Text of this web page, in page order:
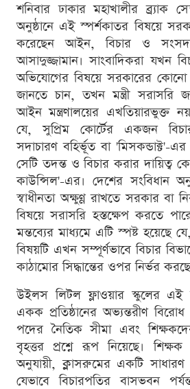
শনিবার ঢাকার মহাখালীর ব্র্যাক
অনুষ্ঠানে এই স্পর্শকাতর বিষয়ে
করেছেন আইন, বিচার ও সংসদ
আসাদুজ্জামান। সাংবাদিকরা যখন
অভিযোগের বিষয়ে সরকারের
জানতে চান, তখন মন্ত্রী সরাসরি
আইন মন্ত্রণালয়ের এখতিয়ারভুক্ত
যে, সুপ্রিম কোর্টের একজন
সদাচারণ বহির্ভূত বা
সেটি তদন্ত ও বিচার করার দায়িত্ব
কাউন্সিল'-এর। দেশের সংবিধান
স্বাধীনতা অক্ষুণ্ণ রাখতে সরকার বা
বিষয়ে সরাসরি হস্তক্ষেপ করতে
মন্তব্যের মাধ্যমে এটি স্পষ্ট হয়েছে
বিষয়টি এখন সম্পূর্ণভাবে বিচার
কাঠামোর সিদ্ধান্তের ওপর নির্ভর
উইলস লিটল ফ্লাওয়ার স্কুলের এই
একক প্রতিষ্ঠানের অভ্যন্তরীণ বিরোধ
পদের নৈতিক সীমা এবং
বৃহত্তর প্রশ্নে রূপ নিয়েছে। শিক্ষক
অনুযায়ী, ক্লাসরুমের একটি
যেভাবে বিচারপতির বাসভবন